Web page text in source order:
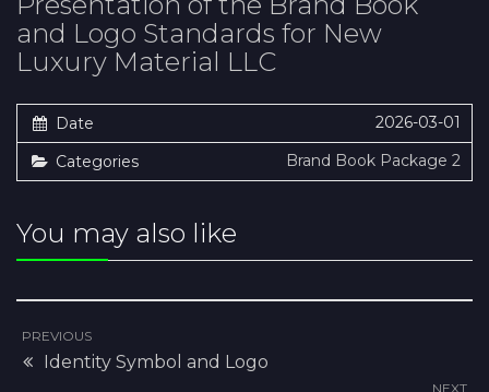
and Logo Standards for New
Luxury Material LLC
Date
2026-03-01
Categories
Brand Book Package 2
You may also like
PREVIOUS
Identity Symbol and Logo
NEXT